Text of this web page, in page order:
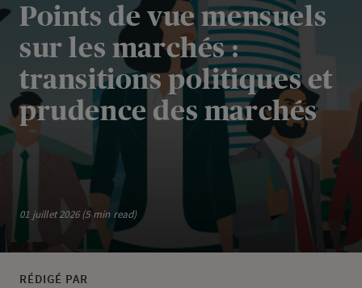
Points de vue mensuels
sur les marchés :
transitions politiques et
prudence des marchés
01 juillet 2026 (5 min read)
RÉDIGÉ PAR